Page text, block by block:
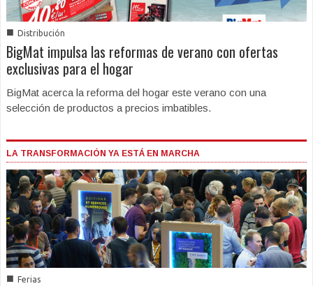
■ Distribución
BigMat impulsa las reformas de verano con ofertas
exclusivas para el hogar
BigMat acerca la reforma del hogar este verano con una
selección de productos a precios imbatibles.
LA TRANSFORMACIÓN YA ESTÁ EN MARCHA
■ Ferias